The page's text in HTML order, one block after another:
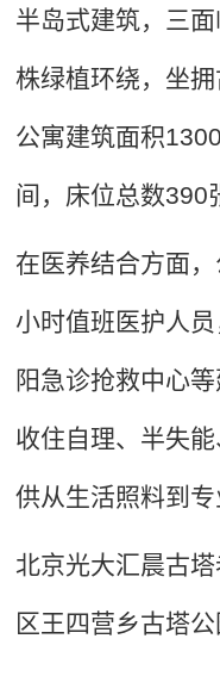
半岛式建筑，三
株绿植环绕，坐拥
公寓建筑面积
间，床位总数390
在医养结合方面
小时值班医护人
阳急诊抢救中心
收住自理、半失
供从生活照料到专
北京光大汇晨古
区王四营乡古塔